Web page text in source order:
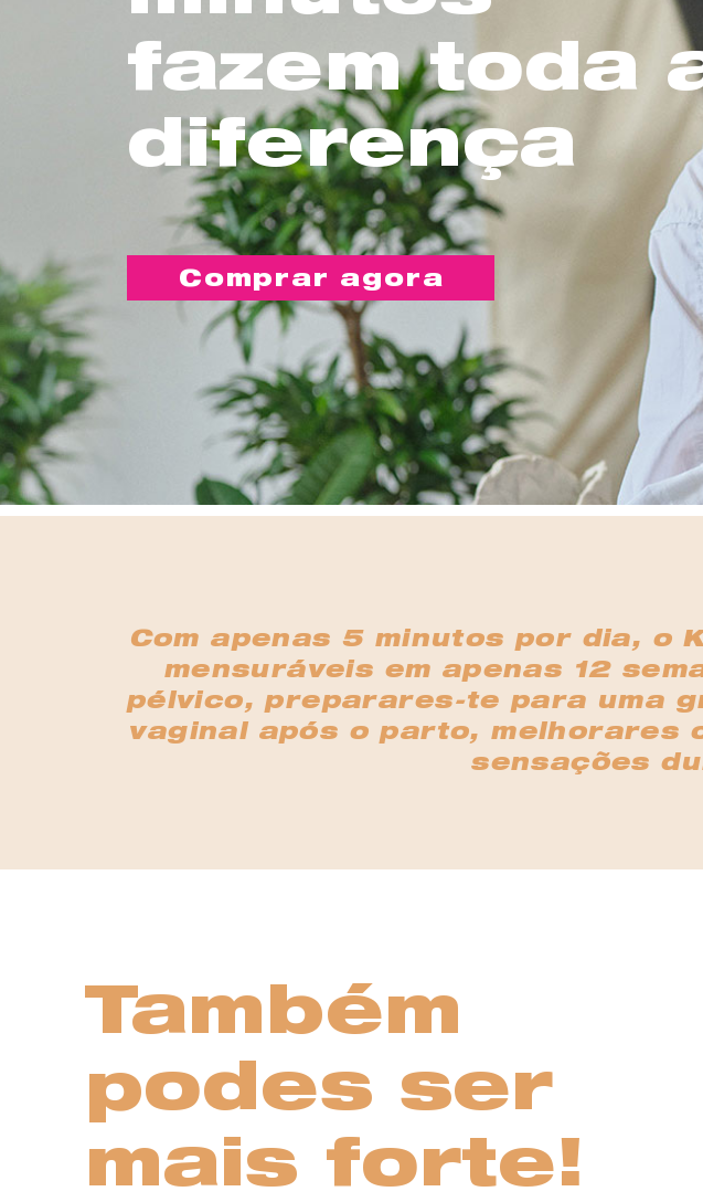
fazem toda
diferença
Comprar agora
Com apenas 5 minutos por dia, o
mensuráveis em apenas 12
pélvico, preparares-te para uma
vaginal após o parto, melhorares
sensações
Também
podes ser
mais forte!